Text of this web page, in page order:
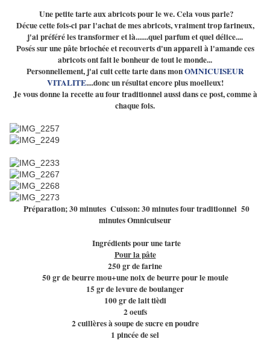
Une petite tarte aux abricots pour le we. Cela vous parle?
Décue cette fois-ci par l'achat de mes abricots, vraiment trop farineux,
j'ai préféré les transformer et là.......quel parfum et quel délice....
Posés sur une pâte briochée et recouverts d'un appareil à l'amande ces
abricots ont fait le bonheur de tout le monde...
Personnellement, j'ai cuit cette tarte dans monOMNICUISEUR
VITALITE....donc un résultat encore plus moelleux!
Je vous donne la recette au four traditionnel aussi dans ce post, comme à
chaque fois.
Préparation; 30 minutes Cuisson: 30 minutes four traditionnel 50
minutes Omnicuiseur
Ingrédients pour une tarte
Pour la pâte
250 gr de farine
50 gr de beurre mou+une noix de beurre pour le moule
15 gr de levure de boulanger
100 gr de lait tièdi
2 oeufs
2 cuillères à soupe de sucre en poudre
1 pincée de sel